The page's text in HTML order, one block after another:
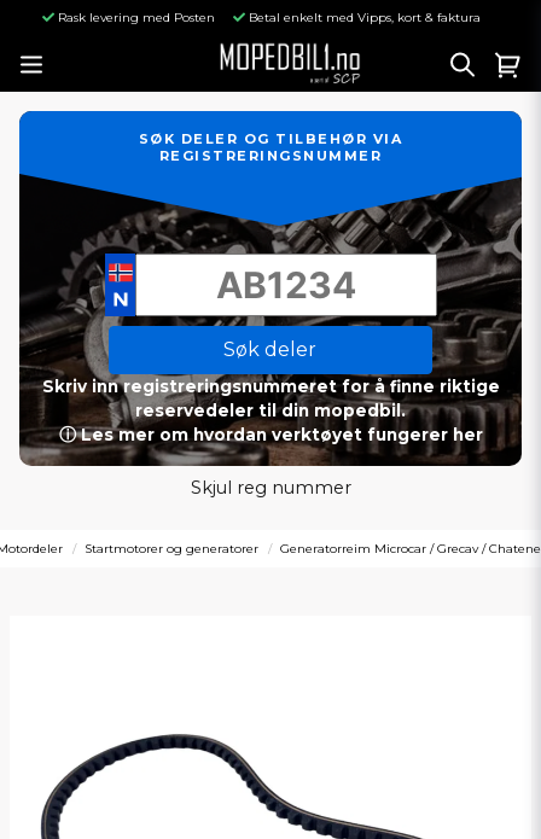
Rask levering med Posten Betal enkelt med Vipps, kort & faktura
SØK DELER OG TILBEHØR VIA
REGISTRERINGSNUMMER
Søk deler
Skriv inn registreringsnummeret for å finne riktige
reservedeler til din mopedbil.
ⓘ Les mer om hvordan verktøyet fungerer her
Skjul reg nummer
Startmotorer og generatorer Generatorreim Microcar / Grecav /